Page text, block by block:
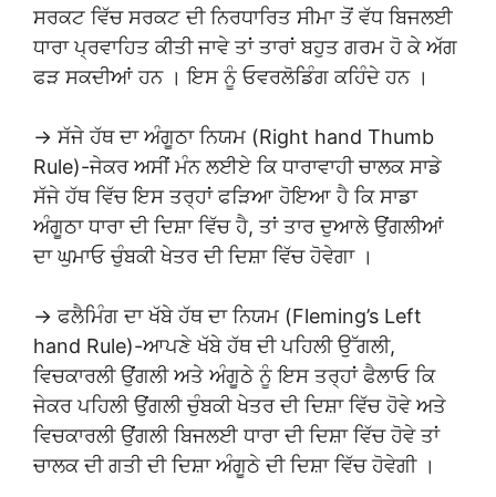
ਸਰਕਟ ਵਿੱਚ ਸਰਕਟ ਦੀ ਨਿਰਧਾਰਿਤ ਸੀਮਾ ਤੋਂ ਵੱਧ ਬਿਜਲਈ
ਧਾਰਾ ਪ੍ਰਵਾਹਿਤ ਕੀਤੀ ਜਾਵੇ ਤਾਂ ਤਾਰਾਂ ਬਹੁਤ ਗਰਮ ਹੋ ਕੇ ਅੱਗ
ਫੜ ਸਕਦੀਆਂ ਹਨ । ਇਸ ਨੂੰ ਓਵਰਲੋਡਿੰਗ ਕਹਿੰਦੇ ਹਨ ।
→ ਸੱਜੇ ਹੱਥ ਦਾ ਅੰਗੂਠਾ ਨਿਯਮ (Right hand Thumb
Rule)-ਜੇਕਰ ਅਸੀਂ ਮੰਨ ਲਈਏ ਕਿ ਧਾਰਾਵਾਹੀ ਚਾਲਕ ਸਾਡੇ
ਸੱਜੇ ਹੱਥ ਵਿੱਚ ਇਸ ਤਰ੍ਹਾਂ ਫੜਿਆ ਹੋਇਆ ਹੈ ਕਿ ਸਾਡਾ
ਅੰਗੂਠਾ ਧਾਰਾ ਦੀ ਦਿਸ਼ਾ ਵਿੱਚ ਹੈ, ਤਾਂ ਤਾਰ ਦੁਆਲੇ ਉਂਗਲੀਆਂ
ਦਾ ਘੁਮਾਓ ਚੁੰਬਕੀ ਖੇਤਰ ਦੀ ਦਿਸ਼ਾ ਵਿੱਚ ਹੋਵੇਗਾ ।
→ ਫਲੈਮਿੰਗ ਦਾ ਖੱਬੇ ਹੱਥ ਦਾ ਨਿਯਮ (Fleming’s Left
hand Rule)-ਆਪਣੇ ਖੱਬੇ ਹੱਥ ਦੀ ਪਹਿਲੀ ਉੱਗਲੀ,
ਵਿਚਕਾਰਲੀ ਉਂਗਲੀ ਅਤੇ ਅੰਗੂਠੇ ਨੂੰ ਇਸ ਤਰ੍ਹਾਂ ਫੈਲਾਓ ਕਿ
ਜੇਕਰ ਪਹਿਲੀ ਉਂਗਲੀ ਚੁੰਬਕੀ ਖੇਤਰ ਦੀ ਦਿਸ਼ਾ ਵਿੱਚ ਹੋਵੇ ਅਤੇ
ਵਿਚਕਾਰਲੀ ਉਂਗਲੀ ਬਿਜਲਈ ਧਾਰਾ ਦੀ ਦਿਸ਼ਾ ਵਿੱਚ ਹੋਵੇ ਤਾਂ
ਚਾਲਕ ਦੀ ਗਤੀ ਦੀ ਦਿਸ਼ਾ ਅੰਗੂਠੇ ਦੀ ਦਿਸ਼ਾ ਵਿੱਚ ਹੋਵੇਗੀ ।